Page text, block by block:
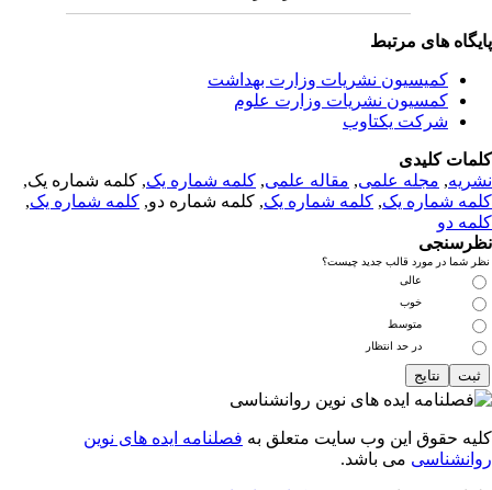
های مرتبط
کمیسیون نشریات وزارت بهداشت
کمسیون نشریات وزارت علوم
شرکت یکتاوب
کلیدی
,مجله علمی, مقاله علمی, کلمه شماره یک, کلمه شماره یک,
شماره یک,کلمه شماره یک, کلمه شماره دو,کلمه شماره یک,
دو
شما در مورد قالب جدید چیست؟
عالی
خوب
متوسط
در حد انتظار
حقوق این وب سایت متعلق بهفصلنامه ایده های نوین
می باشد.